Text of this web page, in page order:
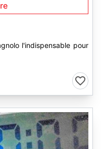
l'indispensable pour